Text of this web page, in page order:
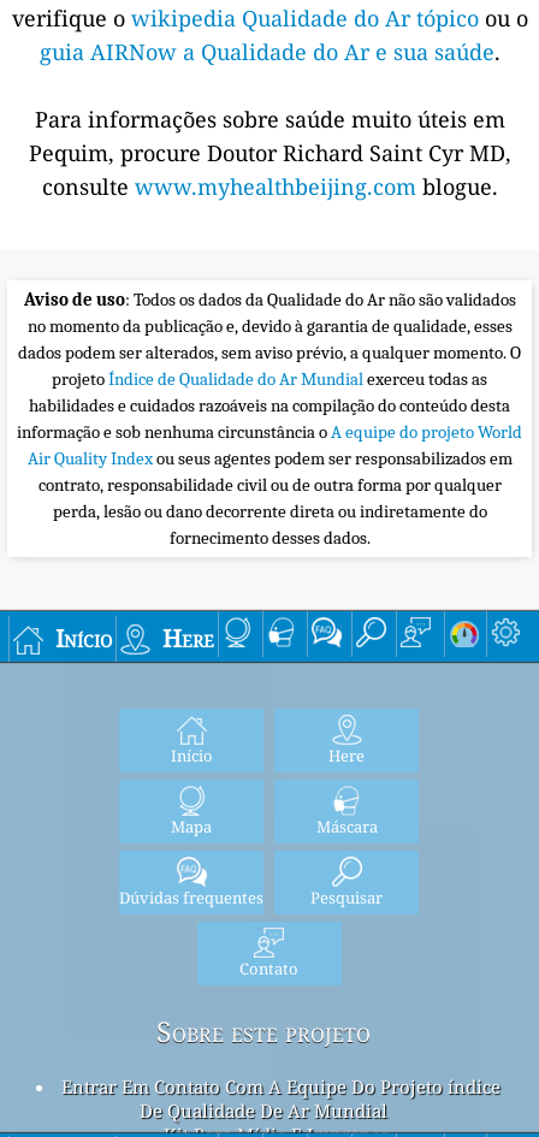
verifique o wikipedia Qualidade do Ar tópico ou o
guia AIRNow a Qualidade do Ar e sua saúde.
Para informações sobre saúde muito úteis em
Pequim, procure Doutor Richard Saint Cyr MD,
consulte www.myhealthbeijing.com blogue.
Aviso de uso: Todos os dados da Qualidade do Ar não são validados
no momento da publicação e, devido à garantia de qualidade, esses
dados podem ser alterados, sem aviso prévio, a qualquer momento. O
projetoÍndice de Qualidade do Ar Mundialexerceu todas as
habilidades e cuidados razoáveis na compilação do conteúdo desta
informação e sob nenhuma circunstância oA equipe do projeto World
Air Quality Indexou seus agentes podem ser responsabilizados em
contrato, responsabilidade civil ou de outra forma por qualquer
perda, lesão ou dano decorrente direta ou indiretamente do
fornecimento desses dados.
Início Here
Início Here
Mapa Máscara
Dúvidas frequentes Pesquisar
Contato
Sobre este projeto
Entrar Em Contato Com A Equipe Do Projeto índice
De Qualidade De Ar Mundial